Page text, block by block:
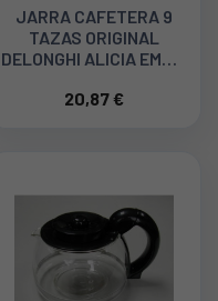
JARRA CAFETERA 9
TAZAS ORIGINAL
DELONGHI ALICIA EMK9,
20,87 €